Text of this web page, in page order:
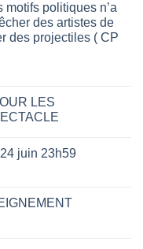
politiques n’a
des artistes de
des projectiles ( CP
LES
juin 23h59